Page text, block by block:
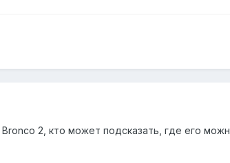
2, кто может подсказать, где его